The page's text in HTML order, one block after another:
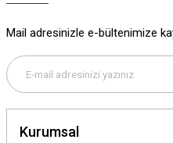
Mail adresinizle e-bültenimize
Kurumsal